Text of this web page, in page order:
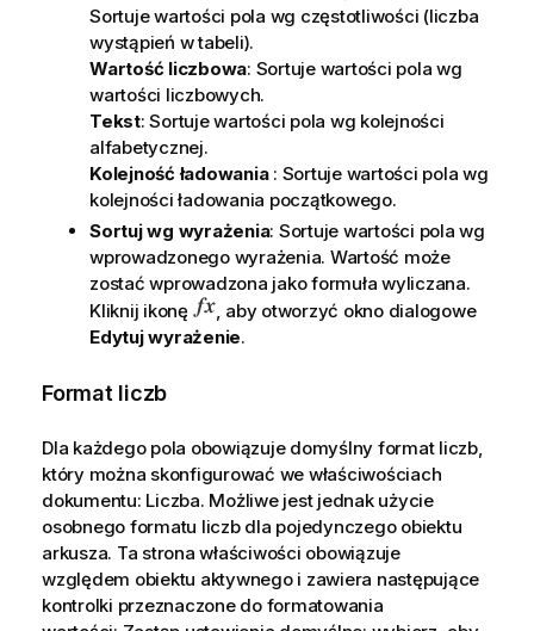
Sortuje wartości pola wg częstotliwości (liczba
wystąpień w tabeli).
Wartość liczbowa: Sortuje wartości pola wg
wartości liczbowych.
Tekst: Sortuje wartości pola wg kolejności
alfabetycznej.
Kolejność ładowania : Sortuje wartości pola wg
kolejności ładowania początkowego.
Sortuj wg wyrażenia: Sortuje wartości pola wg
wprowadzonego wyrażenia. Wartość może
zostać wprowadzona jako formuła wyliczana.
Kliknij ikonę
, aby otworzyć okno dialogowe
Edytuj wyrażenie.
Format liczb
Dla każdego pola obowiązuje domyślny format liczb,
który można skonfigurować we właściwościach
dokumentu: Liczba. Możliwe jest jednak użycie
osobnego formatu liczb dla pojedynczego obiektu
arkusza. Ta strona właściwości obowiązuje
względem obiektu aktywnego i zawiera następujące
kontrolki przeznaczone do formatowania